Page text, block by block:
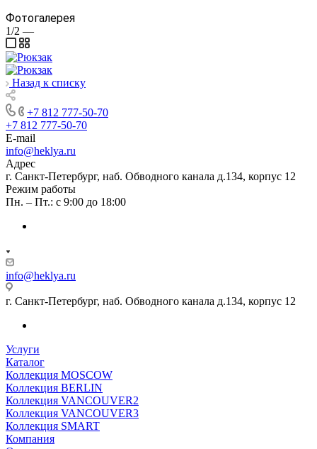
Фотогалерея
1/2 —
Назад к списку
+7 812 777-50-70
+7 812 777-50-70
E-mail
info@heklya.ru
Адрес
г. Санкт-Петербург, наб. Обводного канала д.134, корпус 12
Режим работы
Пн. – Пт.: с 9:00 до 18:00
info@heklya.ru
г. Санкт-Петербург, наб. Обводного канала д.134, корпус 12
Услуги
Каталог
Коллекция MOSCOW
Коллекция BERLIN
Коллекция VANCOUVER2
Коллекция VANCOUVER3
Коллекция SMART
Компания